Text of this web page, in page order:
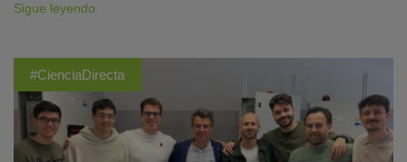
Sigue leyendo
#CienciaDirecta